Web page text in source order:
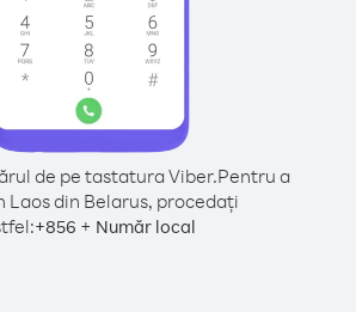
de pe tastatura Viber.Pentru a
Laos din Belarus, procedați
+856 + Număr local